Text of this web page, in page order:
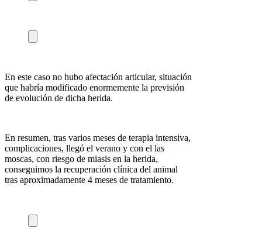
En este caso no hubo afectación articular, situación
que habría modificado enormemente la previsión
de evolución de dicha herida.
En resumen, tras varios meses de terapia intensiva,
complicaciones, llegó el verano y con el las
moscas, con riesgo de miasis en la herida,
conseguimos la recuperación clínica del animal
tras aproximadamente 4 meses de tratamiento.